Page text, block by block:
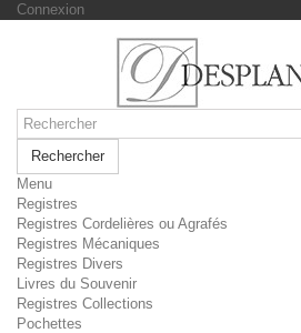
Connexion
Rechercher
Menu
Registres
Registres Cordelières ou Agrafés
Registres Mécaniques
Registres Divers
Livres du Souvenir
Registres Collections
Pochettes